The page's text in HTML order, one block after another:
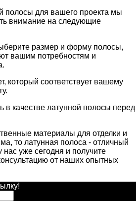
полосы для вашего проекта мы
внимание на следующие
размер и форму полосы,
вашим потребностям и
который соответствует вашему
в качестве латунной полосы перед
материалы для отделки и
то латунная полоса - отличный
уже сегодня и получите
от наших опытных